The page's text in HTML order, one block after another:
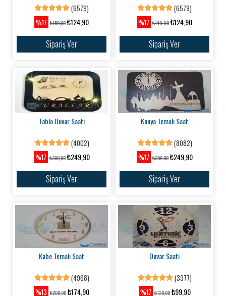
(6579)
%17 ₺150,00 ₺124,90
Sipariş Ver
(6579)
%17 ₺149,90 ₺124,90
Sipariş Ver
Tablo Duvar Saati
(4002)
%17 ₺300,00₺249,90
Sipariş Ver
Konya Temalı Saat
(8082)
%17 ₺300,00₺249,90
Sipariş Ver
Kabe Temalı Saat
(4968)
%13 ₺200,00 ₺174,90
Duvar Saati
(3377)
%17 ₺120,00₺99,90